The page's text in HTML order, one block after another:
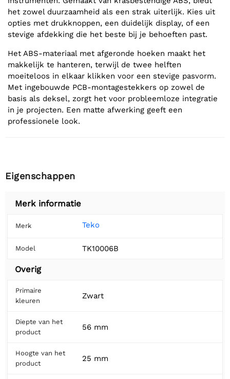
het zowel duurzaamheid als een strak uiterlijk. Kies uit
opties met drukknoppen, een duidelijk display, of een
stevige afdekking die het beste bij je behoeften past.
Het ABS-materiaal met afgeronde hoeken maakt het
makkelijk te hanteren, terwijl de twee helften
moeiteloos in elkaar klikken voor een stevige pasvorm.
Met ingebouwde PCB-montagestekkers op zowel de
basis als deksel, zorgt het voor probleemloze integratie
in je projecten. Een matte afwerking geeft een
professionele look.
Eigenschappen
Merk informatie
Merk Teko
Model TK10006B
Overig
Primaire
kleuren
Zwart
Diepte van het
product
56 mm
Hoogte van het
product
25 mm